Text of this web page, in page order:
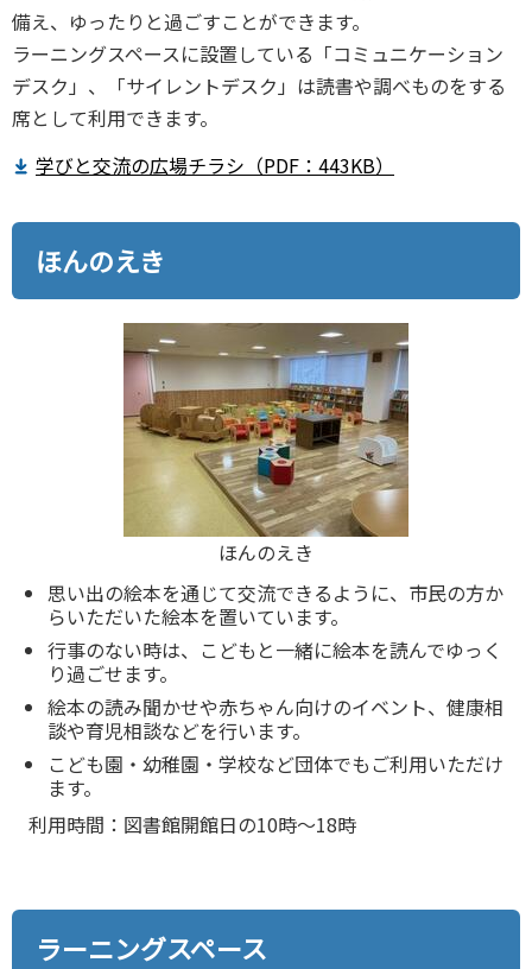
備え、ゆったりと過ごすことができます。
ラーニングスペースに設置している「コミュニケーション
デスク」、「サイレントデスク」は読書や調べものをする
席として利用できます。
学びと交流の広場チラシ（PDF：443KB）
ほんのえき
ほんのえき
思い出の絵本を通じて交流できるように、市⺠の⽅か
らいただいた絵本を置いています。
⾏事のない時は、こどもと⼀緒に絵本を読んでゆっく
り過ごせます。
絵本の読み聞かせや⾚ちゃん向けのイベント、健康相
談や育児相談などを⾏います。
こども園‧幼稚園‧学校など団体でもご利⽤いただけ
ます。
利⽤時間：図書館開館⽇の10時〜18時
ラーニングスペース